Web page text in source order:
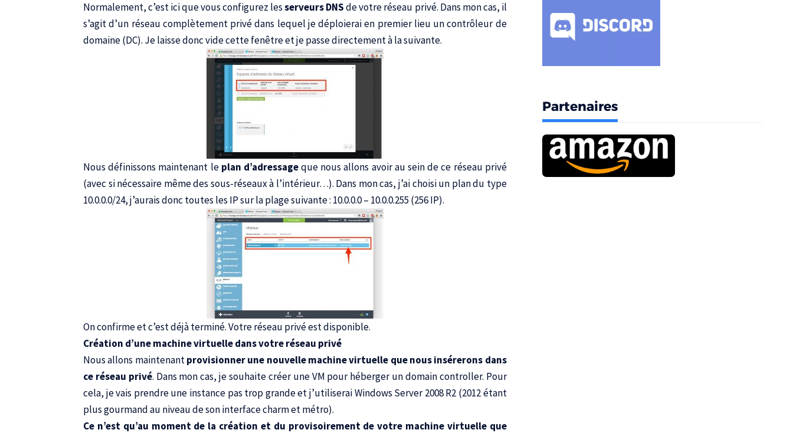
Normalement, c’est ici que vous configurez lesserveurs DNSde votre réseau privé. Dans mon cas, il
s’agit d’un réseau complètement privé dans lequel je déploierai en premier lieu un contrôleur de
domaine (DC). Je laisse donc vide cette fenêtre et je passe directement à la suivante.
Nous définissons maintenant le plan d’adressageque nous allons avoir au sein de ce réseau privé
(avec si nécessaire même des sous-réseaux à l’intérieur…). Dans mon cas, j’ai choisi un plan du type
10.0.0.0/24, j’aurais donc toutes les IP sur la plage suivante : 10.0.0.0 – 10.0.0.255 (256 IP).
On confirme et c’est déjà terminé. Votre réseau privé est disponible.
Création d’une machine virtuelle dans votre réseau privé
Nous allons maintenantprovisionner une nouvelle machine virtuelle que nous insérerons dans
ce réseau privé. Dans mon cas, je souhaite créer une VM pour héberger un domain controller. Pour
cela, je vais prendre une instance pas trop grande et j’utiliserai Windows Server 2008 R2 (2012 étant
plus gourmand au niveau de son interface charm et métro).
Ce n’est qu’au moment de la création et du provisoirement de votre machine virtuelle que
Partenaires